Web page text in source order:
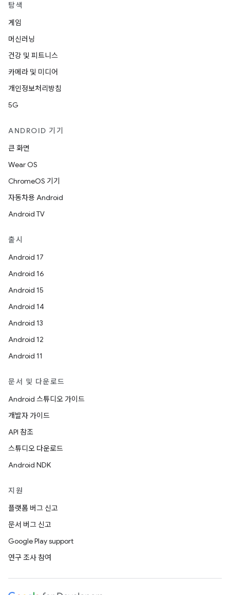
탐색
게임
머신러닝
건강 및 피트니스
카메라 및 미디어
개인정보처리방침
5G
ANDROID 기기
큰 화면
Wear OS
ChromeOS 기기
자동차용 Android
Android TV
출시
Android 17
Android 16
Android 15
Android 14
Android 13
Android 12
Android 11
문서 및 다운로드
Android 스튜디오 가이드
개발자 가이드
API 참조
스튜디오 다운로드
Android NDK
지원
플랫폼 버그 신고
문서 버그 신고
Google Play support
연구 조사 참여